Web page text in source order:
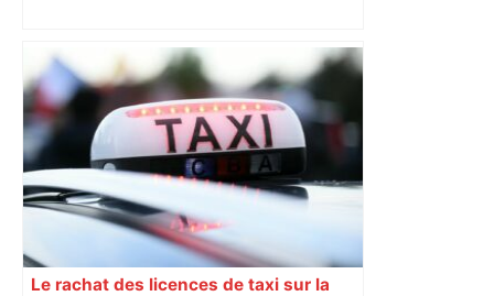
Le rachat des licences de taxi sur la